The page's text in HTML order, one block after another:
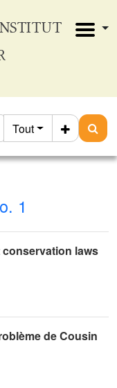
Tout
1
laws
de Cousin